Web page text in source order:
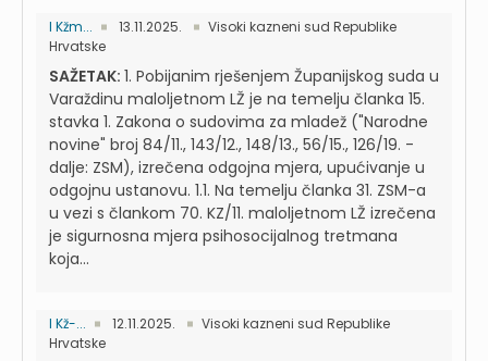
I Kžm... 13.11.2025.
Visoki kazneni sud Republike
Hrvatske
SAŽETAK: 1. Pobijanim rješenjem Županijskog suda u
Varaždinu maloljetnom LŽ je na temelju članka 15.
stavka 1. Zakona o sudovima za mladež ("Narodne
novine" broj 84/11., 143/12., 148/13., 56/15., 126/19. -
dalje: ZSM), izrečena odgojna mjera, upućivanje u
odgojnu ustanovu. 1.1. Na temelju članka 31. ZSM-a
u vezi s člankom 70. KZ/11. maloljetnom LŽ izrečena
je sigurnosna mjera psihosocijalnog tretmana
koja...
I Kž-... 12.11.2025.
Visoki kazneni sud Republike
Hrvatske